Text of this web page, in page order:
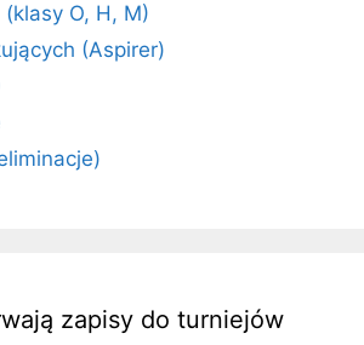
O, H, M)
(Aspirer)
zapisy do turniejów